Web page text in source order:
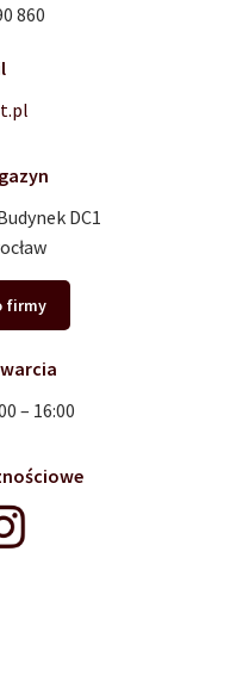
DC1
firmy
– 16:00
860